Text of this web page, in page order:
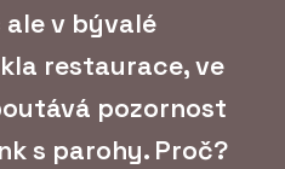
ale v bývalé
restaurace, ve
pozornost
s parohy. Proč?